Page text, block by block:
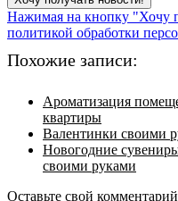
Нажимая на кнопку "Хочу
политикой обработки
Похожие записи:
Ароматизация
квартиры
Валентинки своими
Новогодние
своими руками
Оставьте свой